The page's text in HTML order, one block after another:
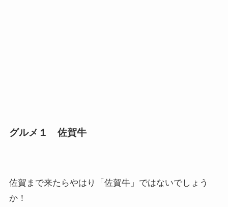
グルメ１ 佐賀牛
佐賀まで来たらやはり「佐賀牛」ではないでしょう
か！